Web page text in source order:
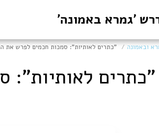
'גמרא באמונה'
ובאמונה "כתרים לאותיות": סמכות חכמים לפרש את
"כתרים